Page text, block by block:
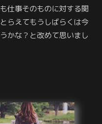
仕事そのものに対する関
らえてもうしばらくは今
かな？と改めて思いまし